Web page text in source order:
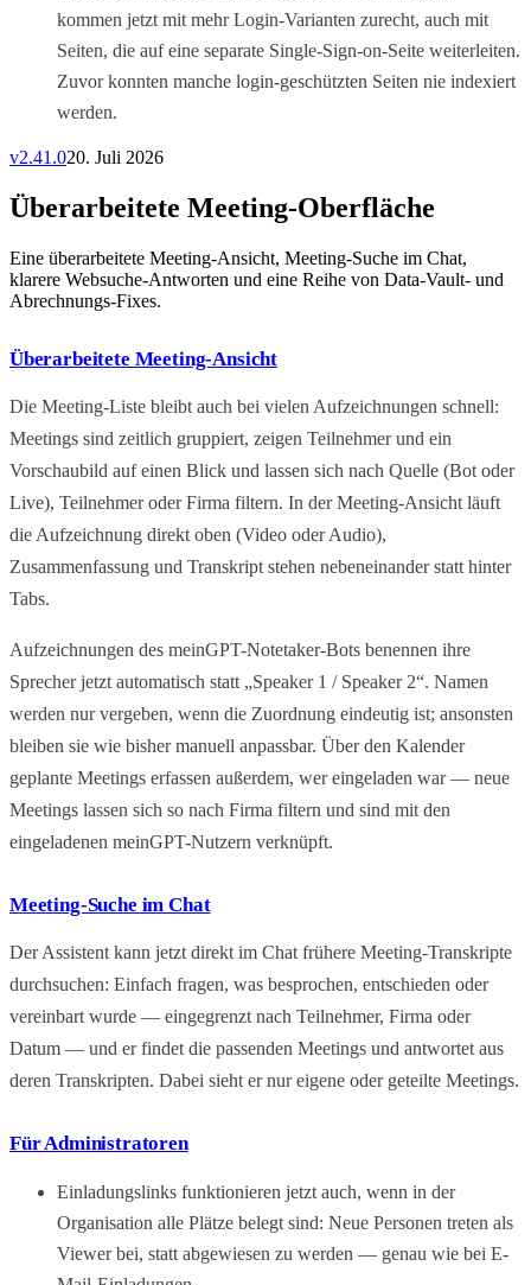
kommen jetzt mit mehr Login-Varianten zurecht, auch mit
Seiten, die auf eine separate Single-Sign-on-Seite weiterleiten.
Zuvor konnten manche login-geschützten Seiten nie indexiert
werden.
v2.41.020. Juli 2026
Überarbeitete Meeting-Oberfläche
Eine überarbeitete Meeting-Ansicht, Meeting-Suche im Chat,
klarere Websuche-Antworten und eine Reihe von Data-Vault- und
Abrechnungs-Fixes.
Überarbeitete Meeting-Ansicht
Die Meeting-Liste bleibt auch bei vielen Aufzeichnungen schnell:
Meetings sind zeitlich gruppiert, zeigen Teilnehmer und ein
Vorschaubild auf einen Blick und lassen sich nach Quelle (Bot oder
Live), Teilnehmer oder Firma filtern. In der Meeting-Ansicht läuft
die Aufzeichnung direkt oben (Video oder Audio),
Zusammenfassung und Transkript stehen nebeneinander statt hinter
Tabs.
Aufzeichnungen des meinGPT-Notetaker-Bots benennen ihre
Sprecher jetzt automatisch statt „Speaker 1 / Speaker 2“. Namen
werden nur vergeben, wenn die Zuordnung eindeutig ist; ansonsten
bleiben sie wie bisher manuell anpassbar. Über den Kalender
geplante Meetings erfassen außerdem, wer eingeladen war — neue
Meetings lassen sich so nach Firma filtern und sind mit den
eingeladenen meinGPT-Nutzern verknüpft.
Meeting-Suche im Chat
Der Assistent kann jetzt direkt im Chat frühere Meeting-Transkripte
durchsuchen: Einfach fragen, was besprochen, entschieden oder
vereinbart wurde — eingegrenzt nach Teilnehmer, Firma oder
Datum — und er findet die passenden Meetings und antwortet aus
deren Transkripten. Dabei sieht er nur eigene oder geteilte Meetings.
Für Administratoren
Einladungslinks funktionieren jetzt auch, wenn in der
Organisation alle Plätze belegt sind: Neue Personen treten als
Viewer bei, statt abgewiesen zu werden — genau wie bei E-